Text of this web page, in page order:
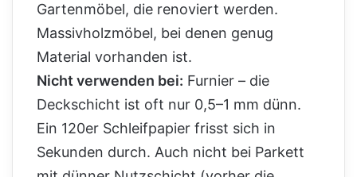
Gartenmöbel, die renoviert werden.
Massivholzmöbel, bei denen genug
Material vorhanden ist.
Nicht verwenden bei: Furnier – die
Deckschicht ist oft nur 0,5–1 mm dünn.
Ein 120er Schleifpapier frisst sich in
Sekunden durch. Auch nicht bei Parkett